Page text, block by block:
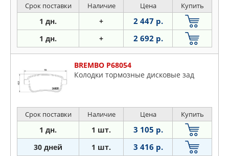
Срок поставки Наличие Цена Купить
1 дн. + 2 447 р.
1 дн. + 2 692 р.
BREMBO P68054
Колодки тормозные дисковые зад
Срок поставки Наличие Цена Купить
1 дн. 1 шт. 3 105 р.
30 дней 1 шт. 3 416 р.